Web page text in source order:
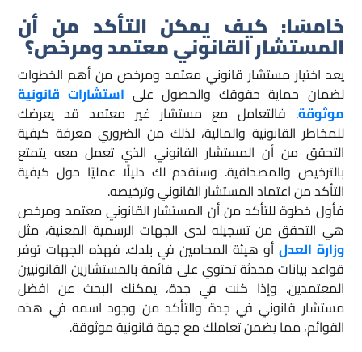
خامسًا: كيف يمكن التأكد من أن
المستشار القانوني معتمد ومرخص؟
يعد اختيار مستشار قانوني معتمد ومرخص من أهم الخطوات
لضمان حماية حقوقك والحصول على استشارات قانونية
موثوقة. فالتعامل مع مستشار غير معتمد قد يعرضك
للمخاطر القانونية والمالية، لذلك من الضروري معرفة كيفية
التحقق من أن المستشار القانوني الذي تعمل معه يتمتع
بالترخيص والمصداقية. وسنقدم لك دليلًا عمليًا حول كيفية
التأكد من اعتماد المستشار القانوني وترخيصه.
فأول خطوة للتأكد من أن المستشار القانوني معتمد ومرخص
هي التحقق من تسجيله لدى الجهات الرسمية المعنية، مثل
وزارة العدلأو هيئة المحامين في بلدك. فهذه الجهات توفر
قواعد بيانات محدثة تحتوي على قائمة بالمستشارين القانونيين
المعتمدين. وإذا كنت في جدة، يمكنك البحث عن افضل
مستشار قانوني في جدة والتأكد من وجود اسمه في هذه
القوائم، مما يضمن تعاملك مع جهة قانونية موثوقة.